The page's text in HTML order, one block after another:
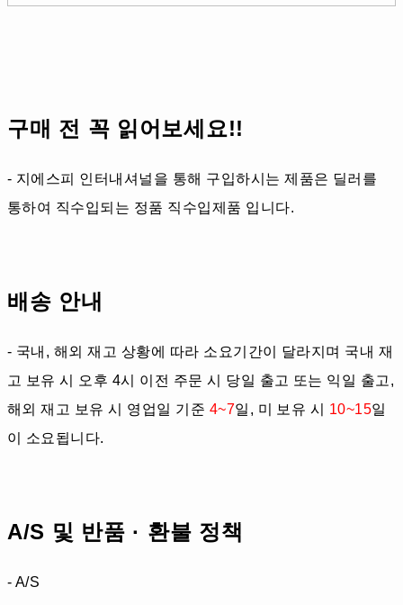
구매 전 꼭 읽어보세요!!
- 지에스피 인터내셔널을 통해 구입하시는 제품은 딜러를
통하여 직수입되는 정품 직수입제품 입니다.
배송 안내
- 국내, 해외 재고 상황에 따라 소요기간이 달라지며 국내 재
고 보유 시 오후 4시 이전 주문 시 당일 출고 또는 익일 출고,
해외 재고 보유 시 영업일 기준 4~7일, 미 보유 시 10~15일
이 소요됩니다.
A/S 및 반품 · 환불 정책
- A/S